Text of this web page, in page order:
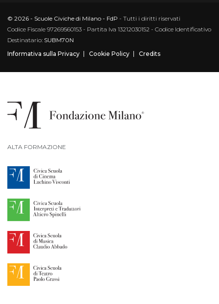
© 2026 - Scuole Civiche di Milano - FdP - Tutti i diritti riservati
Codice Fiscale 97269560153 - Partita Iva 13212030152 - Codice Identificativo
Destinatario: SUBM70N
Informativa sulla Privacy
Cookie Policy Credits
ALTA FORMAZIONE